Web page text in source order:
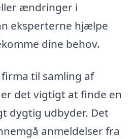
ændringer i
eksperterne hjælpe
dine behov.
til samling af
det vigtigt at finde en
dygtig udbyder. Det
anmeldelser fra